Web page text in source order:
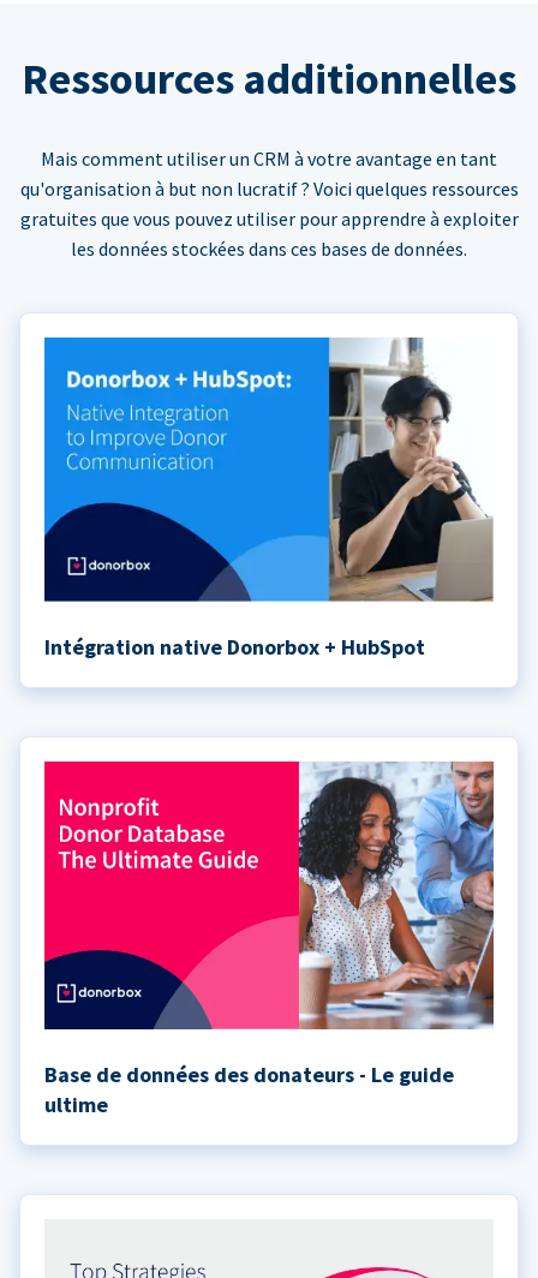
Ressources additionnelles
Mais comment utiliser un CRM à votre avantage en tant
qu'organisation à but non lucratif ? Voici quelques ressources
gratuites que vous pouvez utiliser pour apprendre à exploiter
les données stockées dans ces bases de données.
Intégration native Donorbox + HubSpot
Base de données des donateurs - Le guide
ultime